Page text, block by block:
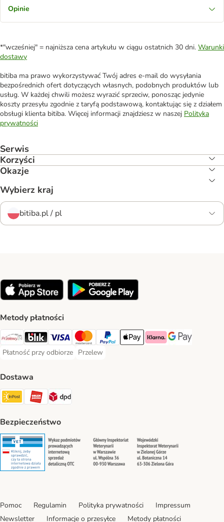
Opinie
*"wcześniej" = najniższa cena artykułu w ciągu ostatnich 30 dni. Warunki
dostawy
bitiba ma prawo wykorzystywać Twój adres e-mail do wysyłania
bezpośrednich ofert dotyczących własnych, podobnych produktów lub
usług. W każdej chwili możesz wyrazić sprzeciw, ponosząc jedynie
koszty przesyłu zgodnie z taryfą podstawową, kontaktując się z działem
obsługi klienta bitiba. Więcej informacji znajdziesz w naszej Polityka
prywatności
Serwis
Korzyści
Okazje
Wybierz kraj
bitiba.pl / pl
Metody płatności
Przelewy24 Payment Method
Blik Payment Method
VISA Payment Method
MasterCard Payment Method
PayPal Payment Method
Apple Pay Payment Method
Klarna Payment Method
Google Pay
Płatność przy odbiorze
Płatność przy odbiorze Payment Method
Przelew
Przelew Payment Method
Dostawa
InPost Shipping Method
ORLEN Paczka. Shipping Method
DPD Shipping Method
Bezpieczeństwo
Security Security Security
Pomoc Regulamin Polityka prywatności
Impressum
Newsletter
Informacje o przesyłce Metody płatności